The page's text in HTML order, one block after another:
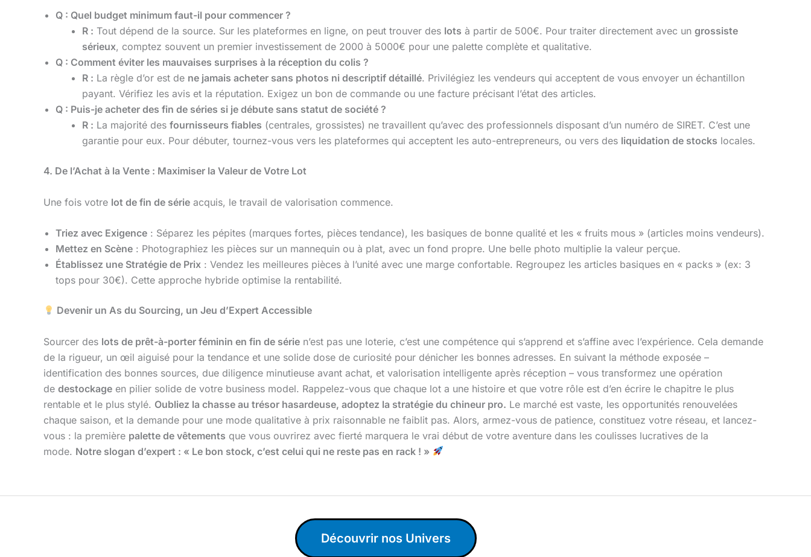
Q : Quel budget minimum faut-il pour commencer ?
R : Tout dépend de la source. Sur les plateformes en ligne, on peut trouver des lots à partir de 500€. Pour traiter directement avec un grossiste
sérieux, comptez souvent un premier investissement de 2000 à 5000€ pour une palette complète et qualitative.
Q : Comment éviter les mauvaises surprises à la réception du colis ?
R : La règle d’or est de ne jamais acheter sans photos ni descriptif détaillé. Privilégiez les vendeurs qui acceptent de vous envoyer un échantillon
payant. Vérifiez les avis et la réputation. Exigez un bon de commande ou une facture précisant l’état des articles.
Q : Puis-je acheter des fin de séries si je débute sans statut de société ?
R : La majorité des fournisseurs fiables (centrales, grossistes) ne travaillent qu’avec des professionnels disposant d’un numéro de SIRET. C’est une
garantie pour eux. Pour débuter, tournez-vous vers les plateformes qui acceptent les auto-entrepreneurs, ou vers des liquidation de stocks locales.
4. De l’Achat à la Vente : Maximiser la Valeur de Votre Lot
Une fois votre lot de fin de série acquis, le travail de valorisation commence.
Triez avec Exigence : Séparez les pépites (marques fortes, pièces tendance), les basiques de bonne qualité et les « fruits mous » (articles moins vendeurs).
Mettez en Scène : Photographiez les pièces sur un mannequin ou à plat, avec un fond propre. Une belle photo multiplie la valeur perçue.
Établissez une Stratégie de Prix : Vendez les meilleures pièces à l’unité avec une marge confortable. Regroupez les articles basiques en « packs » (ex: 3
tops pour 30€). Cette approche hybride optimise la rentabilité.
Devenir un As du Sourcing, un Jeu d’Expert Accessible
Sourcer des lots de prêt-à-porter féminin en fin de série n’est pas une loterie, c’est une compétence qui s’apprend et s’affine avec l’expérience. Cela demande
de la rigueur, un œil aiguisé pour la tendance et une solide dose de curiosité pour dénicher les bonnes adresses. En suivant la méthode exposée –
identification des bonnes sources, due diligence minutieuse avant achat, et valorisation intelligente après réception – vous transformez une opération
de destockage en pilier solide de votre business model. Rappelez-vous que chaque lot a une histoire et que votre rôle est d’en écrire le chapitre le plus
rentable et le plus stylé. Oubliez la chasse au trésor hasardeuse, adoptez la stratégie du chineur pro. Le marché est vaste, les opportunités renouvelées
chaque saison, et la demande pour une mode qualitative à prix raisonnable ne faiblit pas. Alors, armez-vous de patience, constituez votre réseau, et lancez-
vous : la première palette de vêtements que vous ouvrirez avec fierté marquera le vrai début de votre aventure dans les coulisses lucratives de la
mode. Notre slogan d’expert : « Le bon stock, c’est celui qui ne reste pas en rack ! »
Découvrir nos Univers